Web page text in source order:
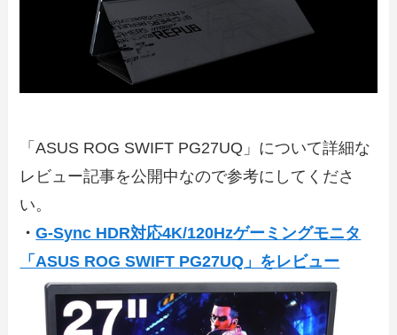
「ASUS ROG SWIFT PG27UQ」について詳細な
レビュー記事を公開中なので参考にしてくださ
い。
・G-Sync HDR対応4K/120Hzゲーミングモニタ
「ASUS ROG SWIFT PG27UQ」をレビュー